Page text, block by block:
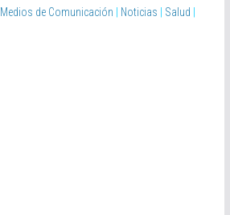
Medios de Comunicación Noticias Salud